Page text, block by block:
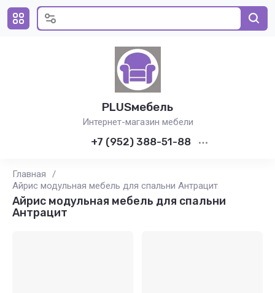
PLUSмебель
Интернет-магазин мебели
+7 (952) 388-51-88
Главная
/
Айрис модульная мебель для спальни Антрацит
Айрис модульная мебель для спальни
Антрацит